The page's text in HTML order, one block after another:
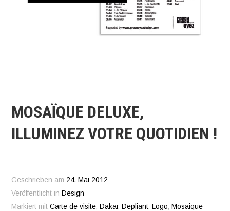
MOSAÏQUE DELUXE,
ILLUMINEZ VOTRE QUOTIDIEN !
Geschrieben am 24. Mai 2012
Veröffentlicht inDesign
Markiert mitCarte de visite,Dakar,Depliant,Logo,Mosaique